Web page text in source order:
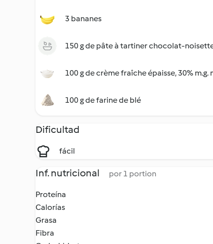
3 bananes
150 g de pâte à tartiner chocolat-
100 g de crème fraîche épaisse, 30% m.g.
100 g de farine de blé
Dificultad
fácil
Inf. nutricional por 1 portion
Proteína
Calorías
Grasa
Fibra